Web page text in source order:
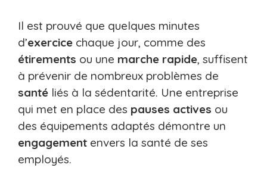
Il est prouvé que quelques minutes
d’exercice chaque jour, comme des
étirements ou une marche rapide, suffisent
à prévenir de nombreux problèmes de
santé liés à la sédentarité. Une entreprise
qui met en place des pauses actives ou
des équipements adaptés démontre un
engagement envers la santé de ses
employés.